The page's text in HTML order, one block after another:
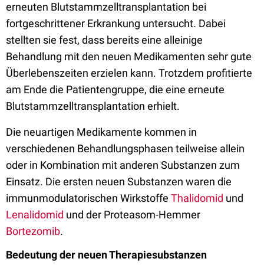
erneuten Blutstammzelltransplantation bei
fortgeschrittener Erkrankung untersucht. Dabei
stellten sie fest, dass bereits eine alleinige
Behandlung mit den neuen Medikamenten sehr gute
Überlebenszeiten erzielen kann. Trotzdem profitierte
am Ende die Patientengruppe, die eine erneute
Blutstammzelltransplantation erhielt.
Die neuartigen Medikamente kommen in
verschiedenen Behandlungsphasen teilweise allein
oder in Kombination mit anderen Substanzen zum
Einsatz. Die ersten neuen Substanzen waren die
immunmodulatorischen Wirkstoffe Thalidomid und
Lenalidomid und der Proteasom-Hemmer
Bortezomib.
Bedeutung der neuen Therapiesubstanzen